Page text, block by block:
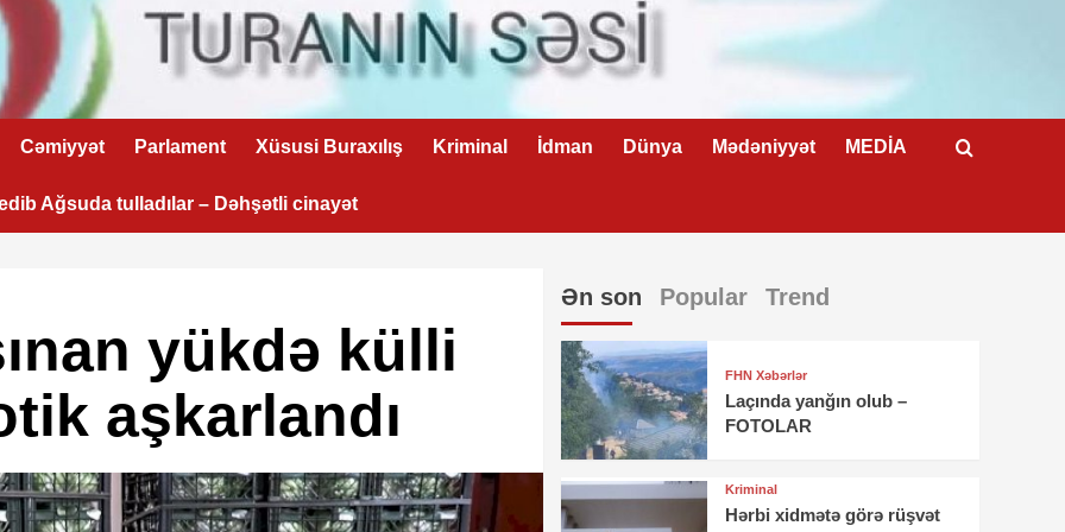
Cəmiyyət Parlament Xüsusi Buraxılış Kriminal İdman Dünya Mədəniyyət MEDİA
Ağsuda tulladılar – Dəhşətli cinayət
yükdə külli
aşkarlandı
Ən son Popular Trend
FHN Xəbərlər
Laçında yanğın olub –
FOTOLAR
Kriminal
Hərbi xidmətə görə rüşvət